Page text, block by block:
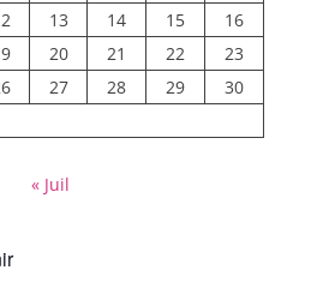
13 14 15
16
20 21 22
23
27 28 29
30
« Juil